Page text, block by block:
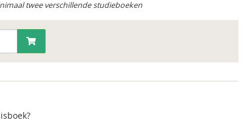
twee verschillende studieboeken